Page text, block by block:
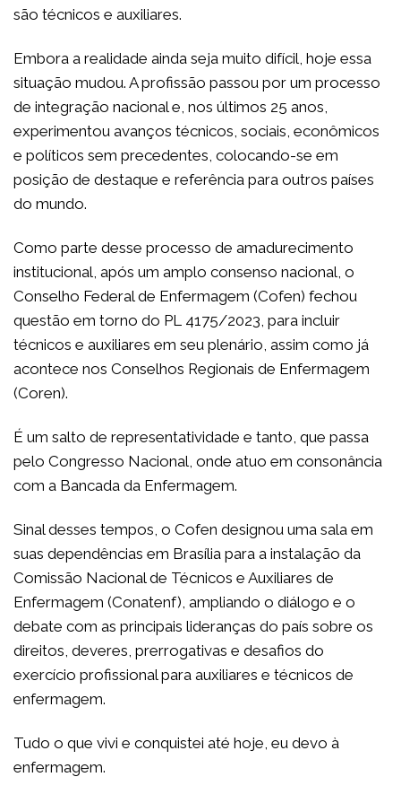
são técnicos e auxiliares.
Embora a realidade ainda seja muito difícil, hoje essa
situação mudou. A profissão passou por um processo
de integração nacional e, nos últimos 25 anos,
experimentou avanços técnicos, sociais, econômicos
e políticos sem precedentes, colocando-se em
posição de destaque e referência para outros países
do mundo.
Como parte desse processo de amadurecimento
institucional, após um amplo consenso nacional, o
Conselho Federal de Enfermagem (Cofen) fechou
questão em torno do PL 4175/2023, para incluir
técnicos e auxiliares em seu plenário, assim como já
acontece nos Conselhos Regionais de Enfermagem
(Coren).
É um salto de representatividade e tanto, que passa
pelo Congresso Nacional, onde atuo em consonância
com a Bancada da Enfermagem.
Sinal desses tempos, o Cofen designou uma sala em
suas dependências em Brasília para a instalação da
Comissão Nacional de Técnicos e Auxiliares de
Enfermagem (Conatenf), ampliando o diálogo e o
debate com as principais lideranças do país sobre os
direitos, deveres, prerrogativas e desafios do
exercício profissional para auxiliares e técnicos de
enfermagem.
Tudo o que vivi e conquistei até hoje, eu devo à
enfermagem.